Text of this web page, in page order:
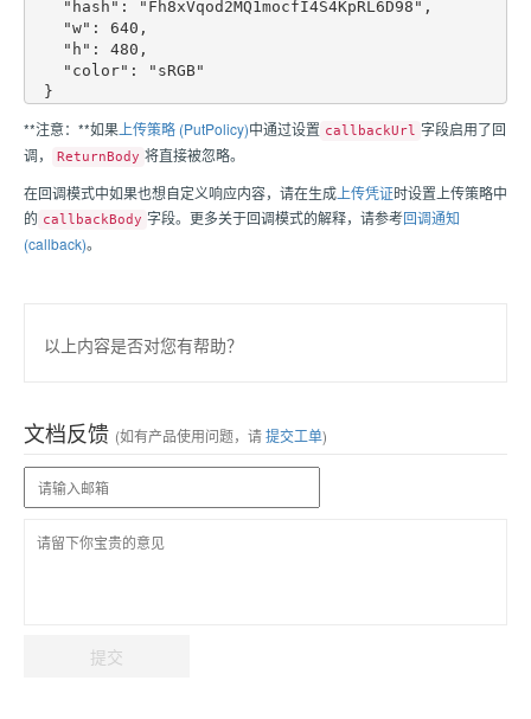
**注意：**如果 上传策略 (PutPolicy)中通过设置 callbackUrl 字段启用了回
调，
ReturnBody 将直接被忽略。
在回调模式中如果也想自定义响应内容，请在生成 上传凭证时设置上传策略中
的 callbackBody 字段。更多关于回调模式的解释，请参考回调通知
(callback)。
以上内容是否对您有帮助？
文档反馈 (如有产品使用问题，请提交工单)
提交